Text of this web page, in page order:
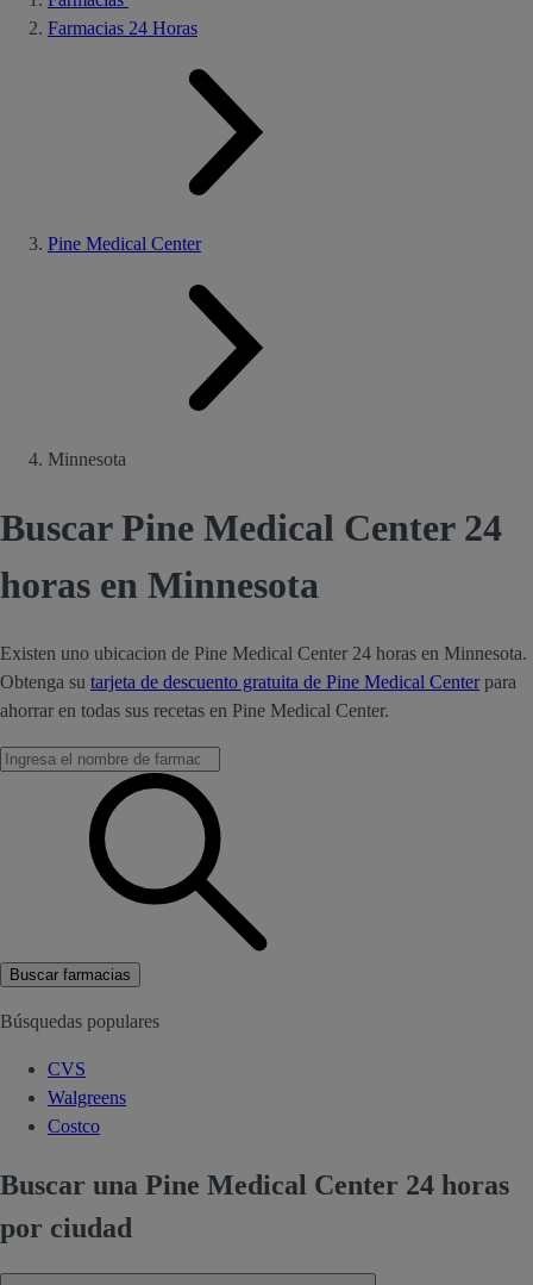
Farmacias 24 Horas
Pine Medical Center
Minnesota
Buscar Pine Medical Center 24
horas en Minnesota
Existen uno ubicacion de Pine Medical Center 24 horas en Minnesota.
Obtenga su tarjeta de descuento gratuita de Pine Medical Centerpara
ahorrar en todas sus recetas en Pine Medical Center.
Buscar farmacias
Búsquedas populares
CVS
Walgreens
Costco
Buscar una Pine Medical Center 24 horas
por ciudad